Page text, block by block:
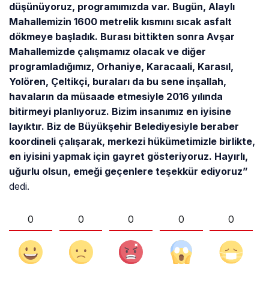
düşünüyoruz, programımızda var. Bugün, Alaylı
Mahallemizin 1600 metrelik kısmını sıcak asfalt
dökmeye başladık. Burası bittikten sonra Avşar
Mahallemizde çalışmamız olacak ve diğer
programladığımız, Orhaniye, Karacaali, Karasıl,
Yolören, Çeltikçi, buraları da bu sene inşallah,
havaların da müsaade etmesiyle 2016 yılında
bitirmeyi planlıyoruz. Bizim insanımız en iyisine
layıktır. Biz de Büyükşehir Belediyesiyle beraber
koordineli çalışarak, merkezi hükümetimizle birlikte,
en iyisini yapmak için gayret gösteriyoruz. Hayırlı,
uğurlu olsun, emeği geçenlere teşekkür ediyoruz”
dedi.
0 0 0 0 0